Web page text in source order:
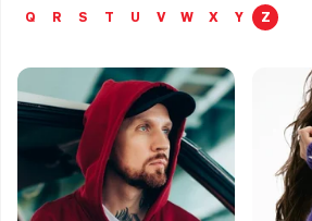
Q
R S T U V W X Y Z